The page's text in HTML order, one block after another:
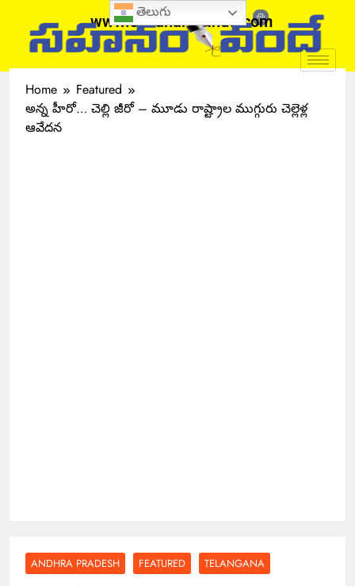
www.sahanamvande.com
Home
Featured
అన్న హీరో… చెల్లి జీరో – మూడు రాష్ట్రాల ముగ్గురు చెల్లెళ్ల
ఆవేదన
ANDHRA PRADESH FEATURED TELANGANA
తెలుగు